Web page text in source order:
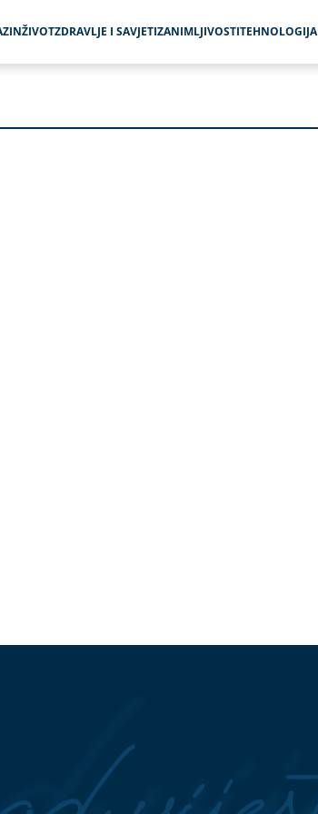
ŽIVOTZDRAVLJE I SAVJETIZANIMLJIVOSTITEHNOLOGIJA